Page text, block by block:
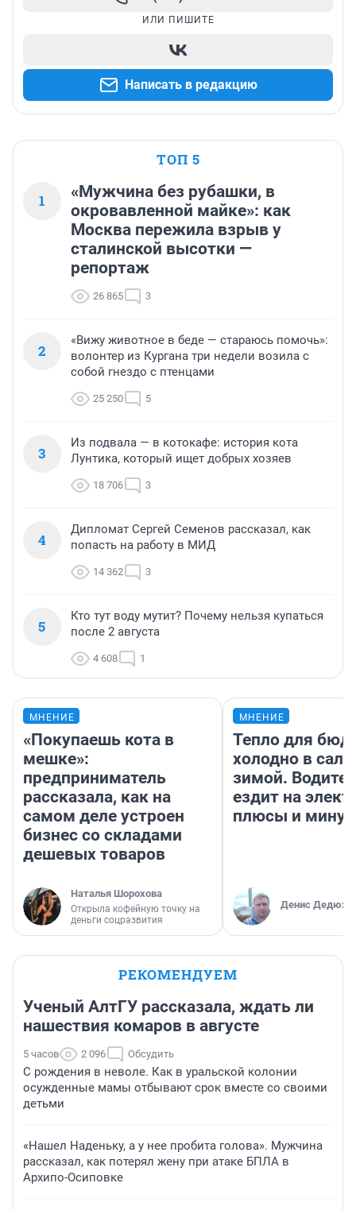
ИЛИ ПИШИТЕ
Написать в редакцию
ТОП 5
1
«Мужчина без рубашки, в
окровавленной майке»: как
Москва пережила взрыв у
сталинской высотки —
репортаж
26 865 3
2
«Вижу животное в беде — стараюсь помочь»:
волонтер из Кургана три недели возила с
собой гнездо с птенцами
25 250 5
3
Из подвала — в котокафе: история кота
Лунтика, который ищет добрых хозяев
18 706 3
4
Дипломат Сергей Семенов рассказал, как
попасть на работу в МИД
14 362 3
5
Кто тут воду мутит? Почему нельзя купаться
после 2 августа
4 608 1
МНЕНИЕ
«Покупаешь кота в
мешке»:
предприниматель
рассказала, как на
самом деле устроен
бизнес со складами
дешевых товаров
Наталья Шорохова
Открыла кофейную точку на
деньги соцразвития
МНЕНИЕ
Тепло для
холодно в
зимой.
ездит на
плюсы и
Денис
РЕКОМЕНДУЕМ
Ученый АлтГУ рассказала, ждать ли
нашествия комаров в августе
5 часов 2 096 Обсудить
С рождения в неволе. Как в уральской колонии
осужденные мамы отбывают срок вместе со своими
детьми
«Нашел Наденьку, а у нее пробита голова». Мужчина
рассказал, как потерял жену при атаке БПЛА в
Архипо-Осиповке